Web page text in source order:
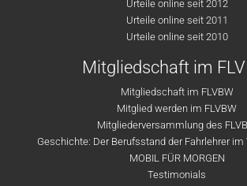
Urteile online seit 2012
Urteile online seit 2011
Urteile online seit 2010
Mitgliedschaft im
Mitgliedschaft im FLVBW
Mitglied werden im FLVBW
Mitgliederversammlung des
Geschichte: Der Berufsstand der Fahrlehrer
MOBIL FÜR MORGEN
Testimonials